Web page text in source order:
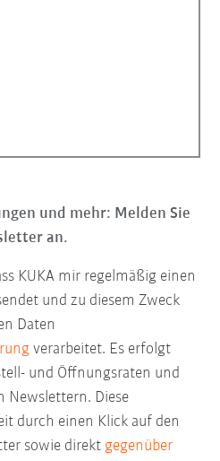
und mehr: Melden Sie
an.
KUKA mir regelmäßig einen
und zu diesem Zweck
Daten
verarbeitet. Es erfolgt
und Öffnungsraten und
Newslettern. Diese
durch einen Klick auf den
sowie direktgegenüber